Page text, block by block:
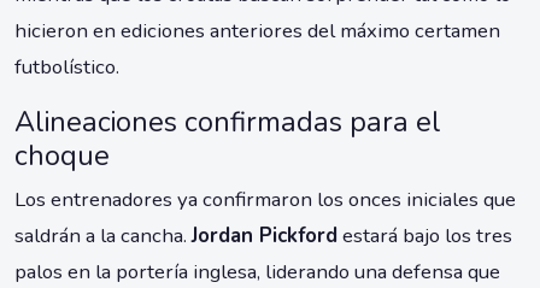
hicieron en ediciones anteriores del máximo certamen
futbolístico.
Alineaciones confirmadas para el
choque
Los entrenadores ya confirmaron los onces iniciales que
saldrán a la cancha.Jordan Pickfordestará bajo los tres
palos en la portería inglesa, liderando una defensa que